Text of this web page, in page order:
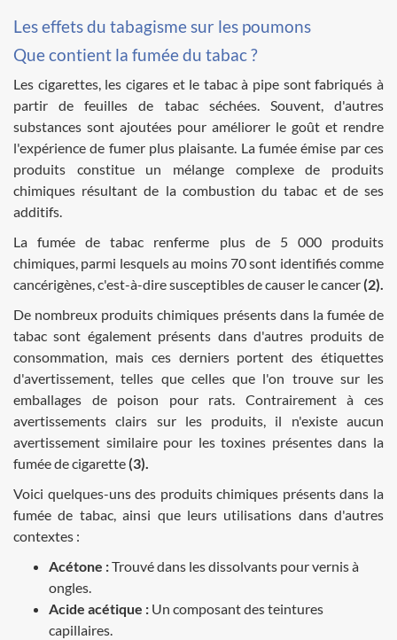
Les effets du tabagisme sur les poumons
Que contient la fumée du tabac ?
Les cigarettes, les cigares et le tabac à pipe sont fabriqués à
partir de feuilles de tabac séchées. Souvent, d'autres
substances sont ajoutées pour améliorer le goût et rendre
l'expérience de fumer plus plaisante. La fumée émise par ces
produits constitue un mélange complexe de produits
chimiques résultant de la combustion du tabac et de ses
additifs.
La fumée de tabac renferme plus de 5 000 produits
chimiques, parmi lesquels au moins 70 sont identifiés comme
cancérigènes, c'est-à-dire susceptibles de causer le cancer(2).
De nombreux produits chimiques présents dans la fumée de
tabac sont également présents dans d'autres produits de
consommation, mais ces derniers portent des étiquettes
d'avertissement, telles que celles que l'on trouve sur les
emballages de poison pour rats. Contrairement à ces
avertissements clairs sur les produits, il n'existe aucun
avertissement similaire pour les toxines présentes dans la
fumée de cigarette(3).
Voici quelques-uns des produits chimiques présents dans la
fumée de tabac, ainsi que leurs utilisations dans d'autres
contextes :
Acétone :Trouvé dans les dissolvants pour vernis à
ongles.
Acide acétique : Un composant des teintures
capillaires.